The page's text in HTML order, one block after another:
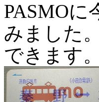
PASMO
みました
できます